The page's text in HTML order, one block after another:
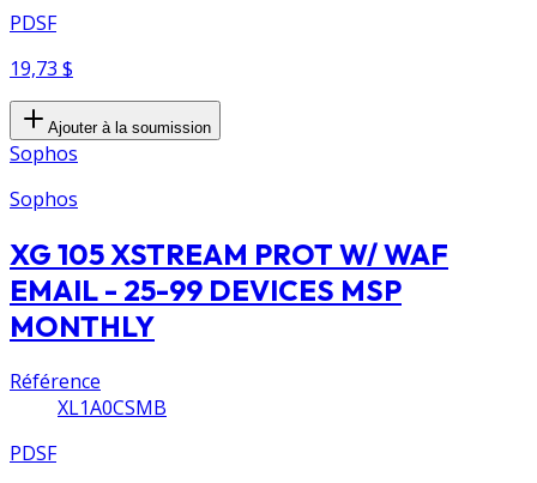
PDSF
19,73 $
Ajouter à la soumission
Sophos
Sophos
XG 105 XSTREAM PROT W/ WAF
EMAIL - 25-99 DEVICES MSP
MONTHLY
Référence
XL1A0CSMB
PDSF